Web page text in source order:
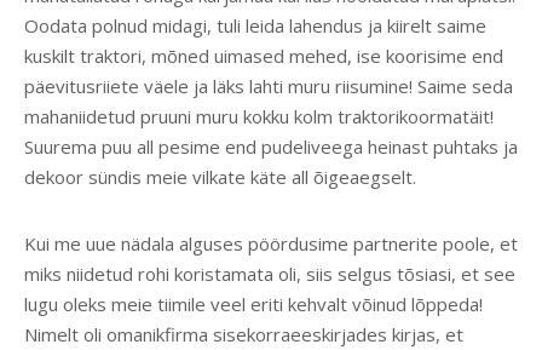
Oodata polnud midagi, tuli leida lahendus ja kiirelt saime
kuskilt traktori, mõned uimased mehed, ise koorisime end
päevitusriiete väele ja läks lahti muru riisumine! Saime seda
mahaniidetud pruuni muru kokku kolm traktorikoormatäit!
Suurema puu all pesime end pudeliveega heinast puhtaks ja
dekoor sündis meie vilkate käte all õigeaegselt.
Kui me uue nädala alguses pöördusime partnerite poole, et
miks niidetud rohi koristamata oli, siis selgus tõsiasi, et see
lugu oleks meie tiimile veel eriti kehvalt võinud lõppeda!
Nimelt oli omanikfirma sisekorraeeskirjades kirjas, et